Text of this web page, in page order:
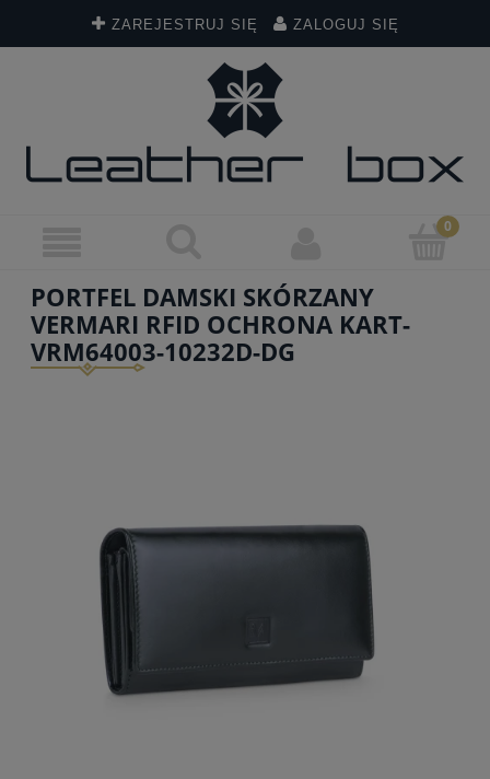
ZAREJESTRUJ SIĘ ZALOGUJ SIĘ
PORTFEL DAMSKI SKÓRZANY
VERMARI RFID OCHRONA KART-
VRM64003-10232D-DG